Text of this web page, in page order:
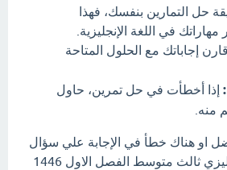
حل التمارين بنفسك، فهذا
في اللغة الإنجليزية.
قارن إجاباتك مع الحلول المتاحة
إذا أخطأت في حل تمرين، حاول
منه.
او هناك خطأ في الإجابة علي سؤال
حل كتاب الطالب انجليزي ثالث متوسط الفصل الاول 1446